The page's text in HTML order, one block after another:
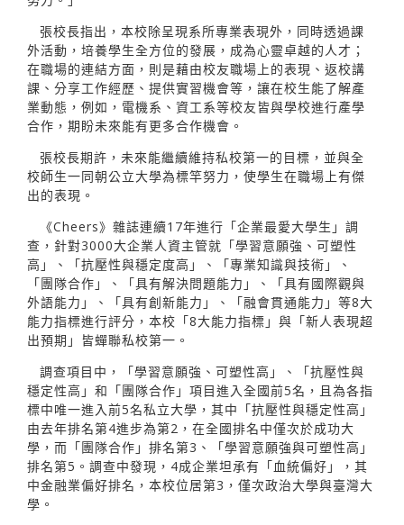
張校長指出，本校除呈現系所專業表現外，同時透過課
外活動，培養學生全方位的發展，成為心靈卓越的人才；
在職場的連結方面，則是藉由校友職場上的表現、返校講
課、分享工作經歷、提供實習機會等，讓在校生能了解產
業動態，例如，電機系、資工系等校友皆與學校進行產學
合作，期盼未來能有更多合作機會。
張校長期許，未來能繼續維持私校第一的目標，並與全
校師生一同朝公立大學為標竿努力，使學生在職場上有傑
出的表現。
《Cheers》雜誌連續17年進行「企業最愛大學生」調
查，針對3000大企業人資主管就「學習意願強、可塑性
高」、「抗壓性與穩定度高」、「專業知識與技術」、
「團隊合作」、「具有解決問題能力」、「具有國際觀與
外語能力」、「具有創新能力」、「融會貫通能力」等8大
能力指標進行評分，本校「8大能力指標」與「新人表現超
出預期」皆蟬聯私校第一。
調查項目中，「學習意願強、可塑性高」、「抗壓性與
穩定性高」和「團隊合作」項目進入全國前5名，且為各指
標中唯一進入前5名私立大學，其中「抗壓性與穩定性高」
由去年排名第4進步為第2，在全國排名中僅次於成功大
學，而「團隊合作」排名第3、「學習意願強與可塑性高」
排名第5。調查中發現，4成企業坦承有「血統偏好」，其
中金融業偏好排名，本校位居第3，僅次政治大學與臺灣大
學。